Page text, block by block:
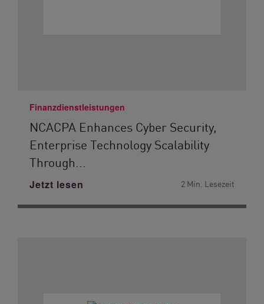
Finanzdienstleistungen
NCACPA Enhances Cyber Security,
Enterprise Technology Scalability
Through...
Jetzt lesen 2 Min. Lesezeit